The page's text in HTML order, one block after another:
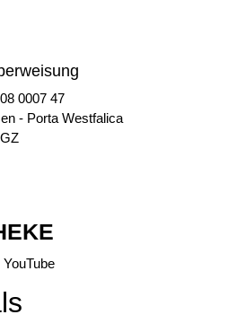
0007 47
- Porta Westfalica